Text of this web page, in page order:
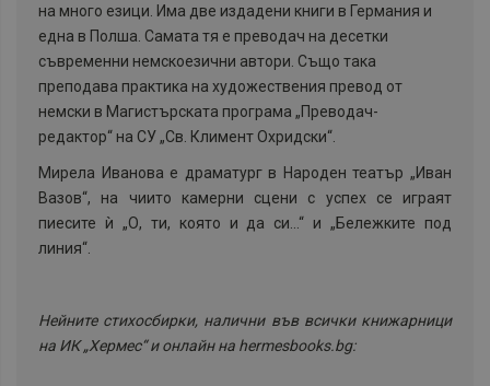
на много езици. Има две издадени книги в Германия и
една в Полша. Самата тя е преводач на десетки
съвременни немскоезични автори. Също така
преподава практика на художествения превод от
немски в Магистърската програма „Преводач-
редактор“ на СУ „Св. Климент Охридски“.
Мирела Иванова е драматург в Народен театър „Иван
Вазов“, на чиито камерни сцени с успех се играят
пиесите ѝ „О, ти, която и да си…“ и „Бележките под
линия“.
Нейните стихосбирки, налични във всички книжарници
на ИК „Хермес“ и онлайн на hermesbooks.bg: